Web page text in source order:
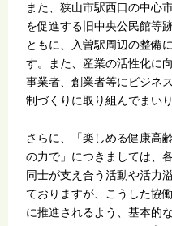
また、狭山市駅西口の中心
を促進する旧中央公民館等
ともに、入曽駅周辺の整備
す。また、産業の活性化に
事業者、創業者等にビジネ
制づくりに取り組んでまいり
さらに、「楽しめる健康高
の力で」につきましては、
同士が支え合う活動や活力
ておりますが、こうした協
に推進されるよう、基本的